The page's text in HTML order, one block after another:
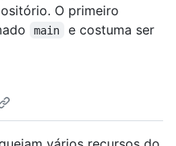
O primeiro
main
e costuma ser